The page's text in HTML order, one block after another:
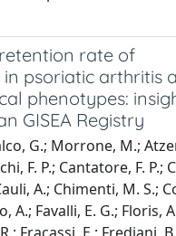
rate of
psoriatic arthritis
phenotypes:
GISEA Registry
G.; Morrone, M.;
F. P.; Cantatore, F. P.;
A.; Chimenti, M. S.;
A.; Favalli, E. G.; Floris,